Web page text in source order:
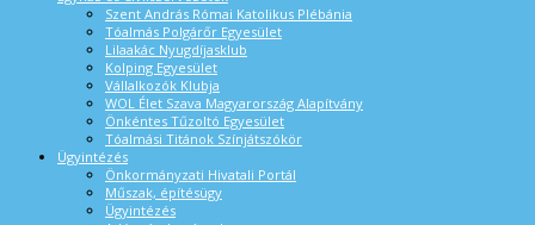
Szent András Római Katolikus Plébánia
Tóalmás Polgárőr Egyesület
Lilaakác Nyugdíjasklub
Kolping Egyesület
Vállalkozók Klubja
WOL Élet Szava Magyarország Alapítvány
Önkéntes Tűzoltó Egyesület
Tóalmási Titánok Színjátszókör
Ügyintézés
Önkormányzati Hivatali Portál
Műszak, építésügy
Ügyintézés